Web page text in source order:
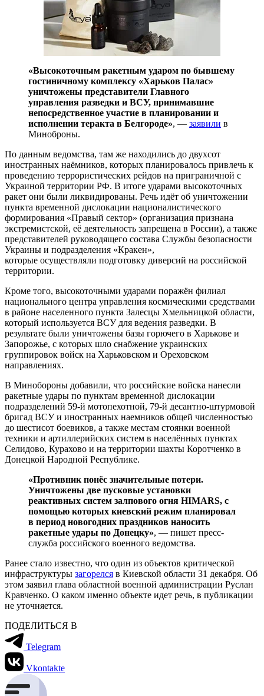
«Высокоточным ракетным ударом по бывшему
гостиничному комплексу «Харьков Палас»
уничтожены представители Главного
управления разведки и ВСУ, принимавшие
непосредственное участие в планировании и
исполнении теракта в Белгороде», — заявили в
Миноброны.
По данным ведомства, там же находились до двухсот
иностранных наёмников, которых планировалось привлечь к
проведению террористических рейдов на приграничной с
Украиной территории РФ. В итоге ударами высокоточных
ракет они были ликвидированы. Речь идёт об уничтожении
пункта временной дислокации националистического
формирования «Правый сектор» (организация признана
экстремистской, её деятельность запрещена в России), а также
представителей руководящего состава Службы безопасности
Украины и подразделения «Кракен»,
которые осуществляли подготовку диверсий на российской
территории.
Кроме того, высокоточными ударами поражён филиал
национального центра управления космическими средствами
в районе населенного пункта Залесцы Хмельницкой области,
который используется ВСУ для ведения разведки. В
результате были уничтожены базы горючего в Харькове и
Запорожье, с которых шло снабжение украинских
группировок войск на Харьковском и Ореховском
направлениях.
В Минобороны добавили, что российские войска нанесли
ракетные удары по пунктам временной дислокации
подразделений 59-й мотопехотной, 79-й десантно-штурмовой
бригад ВСУ и иностранных наемников общей численностью
до шестисот боевиков, а также местам стоянки военной
техники и артиллерийских систем в населённых пунктах
Селидово, Курахово и на территории шахты Коротченко в
Донецкой Народной Республике.
«Противник понёс значительные потери.
Уничтожены две пусковые установки
реактивных систем залпового огня HIMARS, с
помощью которых киевский режим планировал
в период новогодних праздников наносить
ракетные удары по Донецку», — пишет пресс-
служба российского военного ведомства.
Ранее стало известно, что один из объектов критической
инфраструктуры загорелся в Киевской области 31 декабря. Об
этом заявил глава областной военной администрации Руслан
Кравченко. О каком именно объекте идет речь, в публикации
не уточняется.
ПОДЕЛИТЬСЯ В
Telegram
Vkontakte